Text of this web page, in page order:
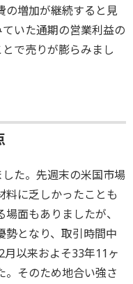
の増加が継続すると見
いた通期の営業利益の
で売りが膨らみまし
た。先週末の米国市場
料に乏しかったことも
面もありましたが、
勢となり、取引時間中
以来およそ33年11ヶ
。そのため地合い強さ